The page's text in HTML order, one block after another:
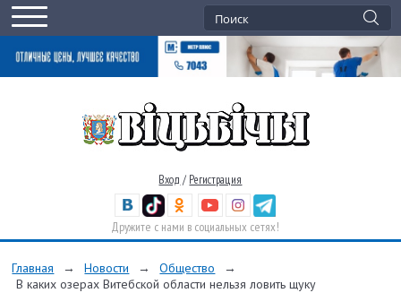
Вход / Регистрация
Дружите с нами в социальных сетях!
Главная → Новости → Общество
→
В каких озерах Витебской области нельзя ловить щуку